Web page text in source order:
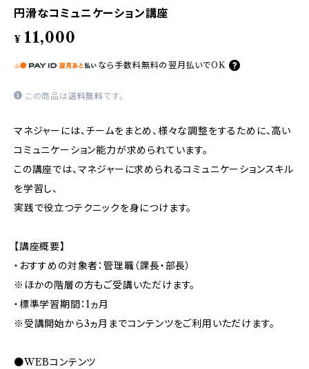
円滑なコミュニケーション講座
¥ 11,000
なら 手数料無料の 翌月払いでOK
この商品は送料無料です。
マネジャーには、チームをまとめ、様々な調整をするために、高い
コミュニケーション能力が求められています。
この講座では、マネジャーに求められるコミュニケーションスキル
を学習し、
実践で役立つテクニックを身につけます。
【講座概要】
・おすすめの対象者：管理職（課長・部長）
※ほかの階層の方もご受講いただけます。
・標準学習期間：1ヵ月
※受講開始から3ヵ月までコンテンツをご利用いただけます。
●WEBコンテンツ